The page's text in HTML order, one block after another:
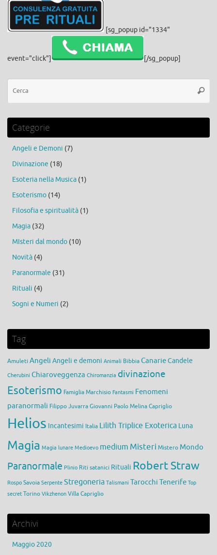
[sg_popup id="1334"
event="click"] [/sg_popup]
Cerca
Categorie
Angeli e Demoni (7)
Divinazione (18)
Esoteria nella Musica (1)
Esoterismo (14)
Filosofia e spiritualità (1)
Magia (32)
MIsteri dal mondo (10)
Novità (4)
Paranormale (31)
Rituali (4)
Sogni e Numeri (2)
Tag
Amuleti Angeli Angeli e demoni Animali Bibbia CanarieCandele
Cherubini Chiaroveggenza Chiromanzia divinazione
Esoterismo Famiglia Marchisio Fantasmi Fenomeni
paranormali Filippo JuvarraGiovanni Paolo Melina Capriglio
Helios Incantesimi Italia Lilith Triplice Exoterica Luna
Magia Magia lunare Medioevo medium Misteri Mistero Mondo
Paranormale Plinio Riti satanici Rituali Robert Straw
Rospo Savoia Serpente Stregoneria Talismani Tarocchi Tenerife Top
secret Torino Vikzhenon Villa Capriglio
Archivi
Maggio 2020